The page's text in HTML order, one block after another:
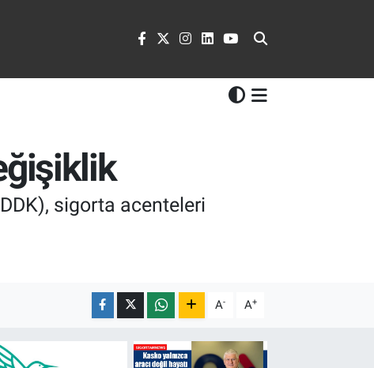
sigorta acenteleri
A- A+